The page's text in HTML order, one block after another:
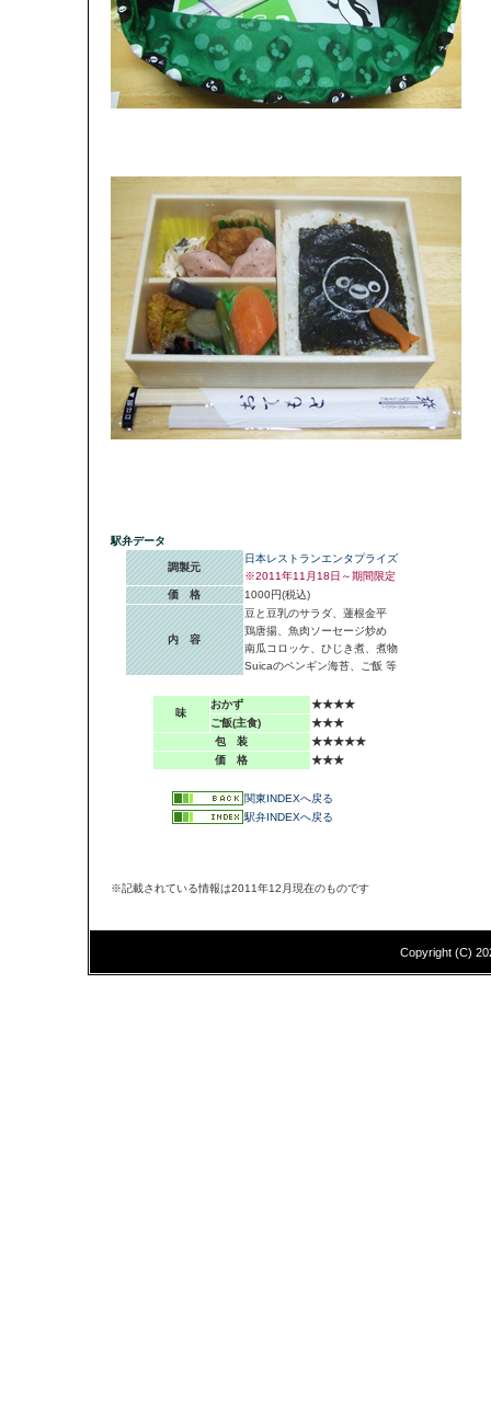
駅弁データ
調製元
日本レストランエンタプライズ
※2011年11月18日～期間限定
価 格
1000円(税込)
内 容
豆と豆乳のサラダ、蓮根金平
鶏唐揚、魚肉ソーセージ炒め
南瓜コロッケ、ひじき煮、煮物
Suicaのペンギン海苔、ご飯 等
味
おかず
★★★★
ご飯(主食)
★★★
包 装
★★★★★
価 格
★★★
関東INDEXへ戻る
駅弁INDEXへ戻る
※記載されている情報は2011年12月現在のものです
Copyright (C)